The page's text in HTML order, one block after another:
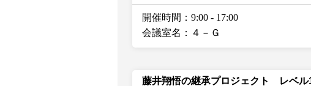
開催時間：9:00 - 17:00
会議室名：４－Ｇ
藤井翔悟の継承プロジェクト レベ